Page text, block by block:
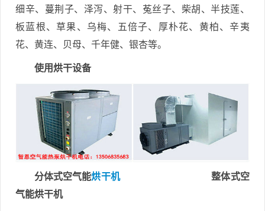
细辛、蔓荆子、泽泻、射干、菟丝子、柴胡、半技莲、
板蓝根、草果、乌梅、五倍子、厚朴花、黄柏、辛夷
花、黄连、贝母、千年健、银杏等。
使用烘干设备
分体式空气能烘干机
整体式空
气能烘干机